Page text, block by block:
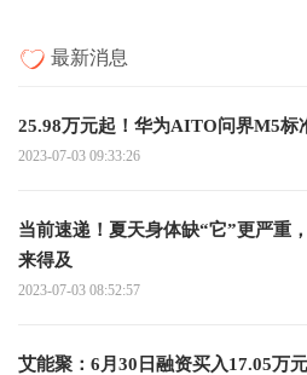
最新消息
25.98万元起！华为AITO问界M5标
2023-07-03 09:33:26
当前速递！夏天身体缺“它”更严重
来得及
2023-07-03 08:52:57
艾能聚：6月30日融资买入17.05万